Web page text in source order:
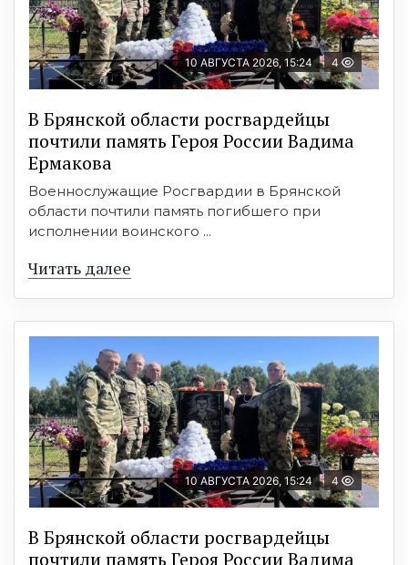
10 АВГУСТА 2026, 15:24 4
В Брянской области росгвардейцы
почтили память Героя России Вадима
Ермакова
Военнослужащие Росгвардии в Брянской
области почтили память погибшего при
исполнении воинского ...
Читать далее
10 АВГУСТА 2026, 15:24 4
В Брянской области росгвардейцы
почтили память Героя России Вадима